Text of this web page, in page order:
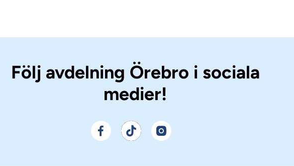
Följ avdelning Örebro i sociala
medier!